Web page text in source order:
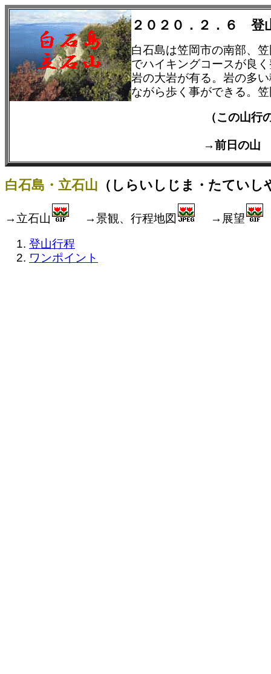
２０２０．２．６ 登
白石島は笠岡市の南部、
でハイキングコースが良
岩の大岩が有る。岩の多
ながら歩く事ができる。
（この山
→前日の
白石島・立石山 （しらいしじま・たてい
→立石山 →景観、行程地図 →展望
登山行程
ワンポイント